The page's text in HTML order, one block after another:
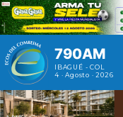
Pasar al contenido principal
790AM
IBAGUÉ - COL
4 · Agosto · 2026